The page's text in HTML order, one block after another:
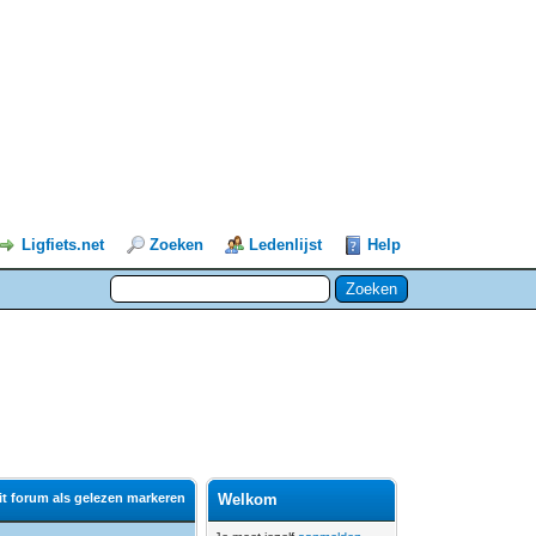
Ligfiets.net Zoeken Ledenlijst Help
forum als gelezen markeren Welkom